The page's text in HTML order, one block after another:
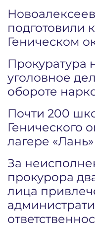
подготовили
Геническом
Прокуратура
уголовное
обороте
Почти 200
Генического
лагере
За
прокурора
лица